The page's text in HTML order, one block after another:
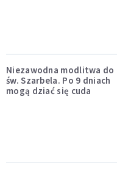
Niezawodna modlitwa do
św. Szarbela. Po 9 dniach
mogą dziać się cuda